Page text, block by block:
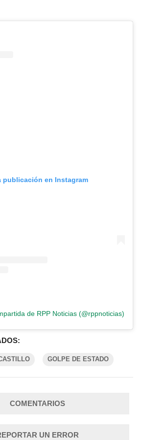
publicación en Instagram
de RPP Noticias (@rppnoticias)
GOLPE DE ESTADO
COMENTARIOS
UN ERROR